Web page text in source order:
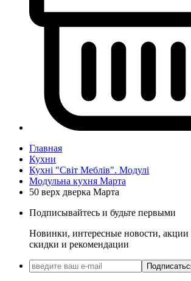
Главная
Кухни
Кухні "Світ Меблів". Модулі
Модульна кухня Марта
50 верх дверка Марта
Подписывайтесь и будьте первыми
Новинки, интересные новости, акции
скидки и рекомендации